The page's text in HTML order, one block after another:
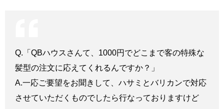
Q.「QBハウスさんて、1000円でどこまで客の特殊な
髪型の注文に応えてくれるんですか？」
A.一応ご要望をお聞きして、ハサミとバリカンで対応
させていただくものでしたら行なっておりますけど